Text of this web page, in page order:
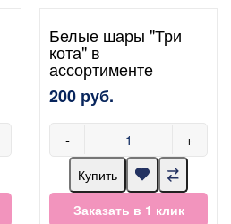
Белые шары "Три
кота" в
ассортименте
200 руб.
- +
Купить
Заказать в 1 клик